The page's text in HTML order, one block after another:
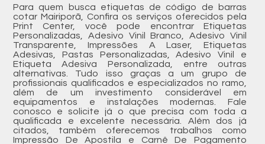
Para quem busca etiquetas de código de barras
cotar Mairiporã, Confira os serviços oferecidos pela
Print Center, você pode encontrar Etiquetas
Personalizadas, Adesivo Vinil Branco, Adesivo Vinil
Transparente, Impressões A Laser, Etiquetas
Adesivas, Pastas Personalizadas, Adesivo Vinil e
Etiqueta Adesiva Personalizada, entre outras
alternativas. Tudo isso graças a um grupo de
profissionais qualificados e especializados no ramo,
além de um investimento considerável em
equipamentos e instalações modernas. Fale
conosco e solicite já o que precisa com toda a
qualificada e excelente necessária. Além dos já
citados, também oferecemos trabalhos como
Impressão De Apostila e Carnê De Pagamento